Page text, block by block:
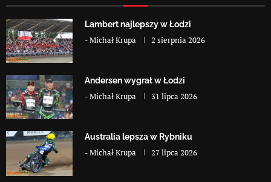
Lambert najlepszy w Łodzi
-Michał Krupa 2 sierpnia 2026
Andersen wygrał w Łodzi
-Michał Krupa 31 lipca 2026
Australia lepsza w Rybniku
-Michał Krupa 27 lipca 2026